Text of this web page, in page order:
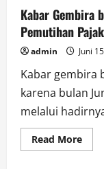
Kabar Gembira
Pemutihan
admin Juni
Kabar gembira
karena bulan
melalui
Read MoreRead
more